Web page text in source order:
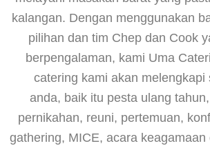
kalangan. Dengan menggunakan
pilihan dan tim Chep dan Cook
berpengalaman, kami Uma
catering kami akan melengkapi
anda, baik itu pesta ulang
pernikahan, reuni, pertemuan,
gathering, MICE, acara keagamaan